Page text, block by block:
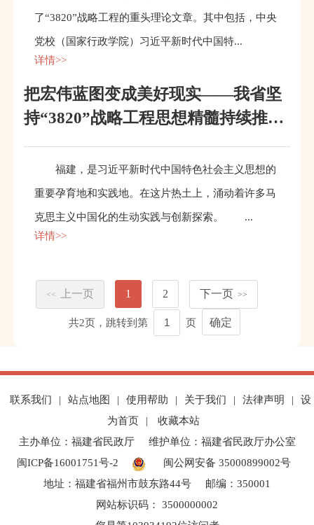
了“3820”战略工程的重头理论文章。其中包括，中央
党校（国家行政学院）习近平新时代中国特...
详情>>
把宏伟蓝图变成美好现实——我省坚
持“3820”战略工程思想精髓持续推动
福建，是习近平新时代中国特色社会主义思想的
重要孕育地和实践地。在这片热土上，涌动着许多马
克思主义中国化的生动实践与创新探索。 ...
详情>>
<< 上一页 1 2 下一页 >>
共2页，跳转到第 页 确定
联系我们 | 站点地图 | 使用帮助 | 关于我们 | 法律声明 |
设
为首页
|
收藏本站
主办单位：福建省民政厅
维护单位：福建省民政厅办公室
闽ICP备16001751号-2
闽公网安备 35000899002号
地址：福建省福州市鼓东路44号
邮编：350001
网站标识码： 3500000002